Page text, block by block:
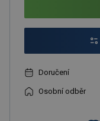
Doručení
Osobní odběr